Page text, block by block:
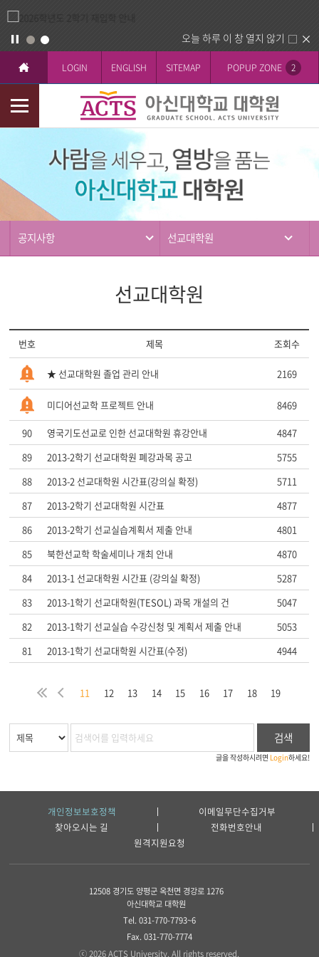
오늘 하루 이 창 열지 않기
LOGIN ENGLISH SITEMAP POPUP ZONE 2
모
바
티
공지사항 선교대학원
선교대학원
번호 제목 조회수
★ 선교대학원 졸업 관리 안내 2169
미디어선교학 프로젝트 안내 8469
90 영국기도선교로 인한 선교대학원 휴강안내
4847
89
2013-2학기 선교대학원 폐강과목 공고
5755
88
2013-2 선교대학원 시간표(강의실 확정)
5711
87
2013-2학기 선교대학원 시간표
4877
86
2013-2학기 선교실습계획서 제출 안내
4801
85
북한선교학 학술세미나 개최 안내
4870
84
2013-1 선교대학원 시간표 (강의실 확정)
5287
83
2013-1학기 선교대학원(TESOL) 과목 개설의 건
5047
82
2013-1학기 선교실습 수강신청 및 계획서 제출 안내
5053
81
2013-1학기 선교대학원 시간표(수정) 4944
처
음
이 11 12 13 14 15 16 17 18 19
검색
글을 작성하시려면 Login하세요!
개인정보보호정책
이메일무단수집거부
찾아오시는 길
전화번호안내
원격지원요청
12508 경기도 양평군 옥천면 경강로 1276
아신대학교 대학원
Tel. 031-770-7793~6
Fax. 031-770-7774
ⓒ 2026 ACTS University. All rights reserved.